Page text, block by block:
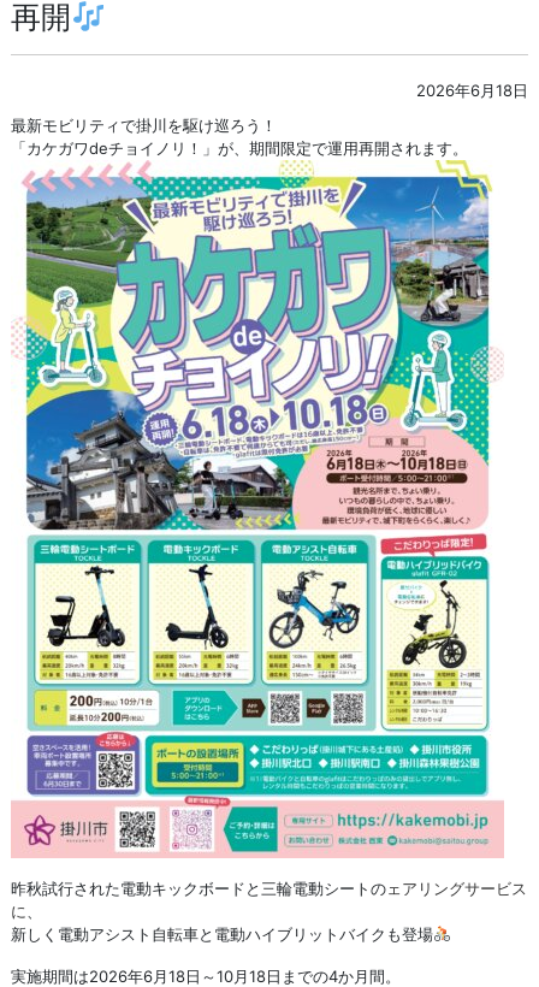
再開
2026年6月18日
最新モビリティで掛川を駆け巡ろう！
「カケガワdeチョイノリ！」が、期間限定で運用再開されます。
昨秋試行された電動キックボードと三輪電動シートのェアリングサービス
に
新しく電動アシスト自転車と電動ハイブリットバイクも登場
実施期間は2026年6月18日～10月18日までの4か月間。